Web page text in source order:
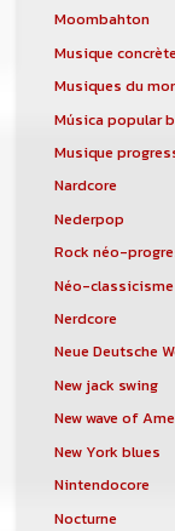
Moombahton
Musique concrète
Musiques du
Música popular
Musique
Nardcore
Nederpop
Rock néo-
Néo-classicisme
Nerdcore
Neue Deutsche
New jack swing
New wave of
New York blues
Nintendocore
Nocturne